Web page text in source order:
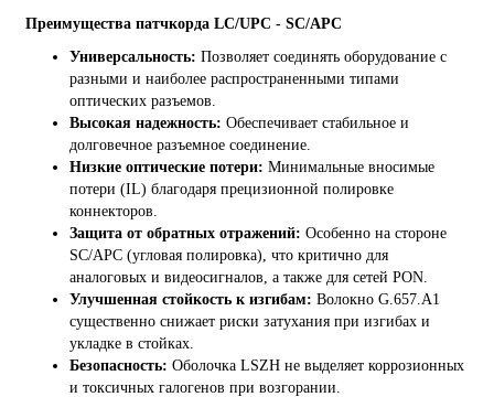
Преимущества патчкорда LC/UPC - SC/APC
Универсальность: Позволяет соединять оборудование с
разными и наиболее распространенными типами
оптических разъемов.
Высокая надежность: Обеспечивает стабильное и
долговечное разъемное соединение.
Низкие оптические потери: Минимальные вносимые
потери (IL) благодаря прецизионной полировке
коннекторов.
Защита от обратных отражений: Особенно на стороне
SC/APC (угловая полировка), что критично для
аналоговых и видеосигналов, а также для сетей PON.
Улучшенная стойкость к изгибам: Волокно G.657.A1
существенно снижает риски затухания при изгибах и
укладке в стойках.
Безопасность: Оболочка LSZH не выделяет коррозионных
и токсичных галогенов при возгорании.